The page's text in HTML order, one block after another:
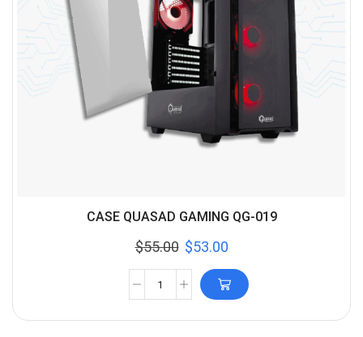
CASE QUASAD GAMING QG-019
$55.00 $53.00